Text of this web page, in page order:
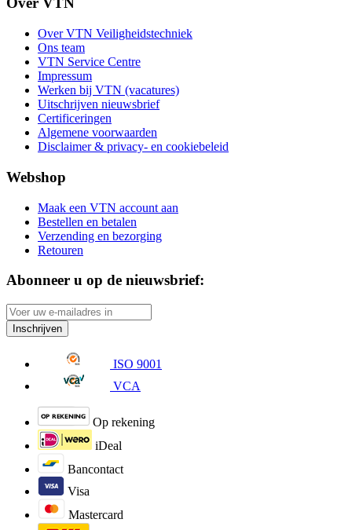
Over VTN Veiligheidstechniek
Ons team
VTN Service Centre
Impressum
Werken bij VTN (vacatures)
Uitschrijven nieuwsbrief
Certificeringen
Algemene voorwaarden
Disclaimer & privacy- en cookiebeleid
Webshop
Maak een VTN account aan
Bestellen en betalen
Verzending en bezorging
Retouren
Abonneer u op de nieuwsbrief:
Inschrijven
ISO 9001
VCA
Op rekening
iDeal
Bancontact
Visa
Mastercard